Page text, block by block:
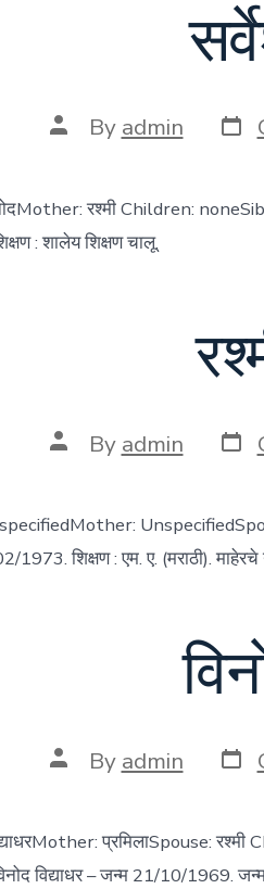
Post
author
By admin Post
date
रश्मी Children:
: शालेय शिक्षण चालू.
Post
author
By admin Post
date
1973. शिक्षण : एम. ए. (मराठी). माहेरचे
Post
author
By admin Post
date
प्रमिलाSpouse:
विद्याधर – जन्म 21/10/1969.